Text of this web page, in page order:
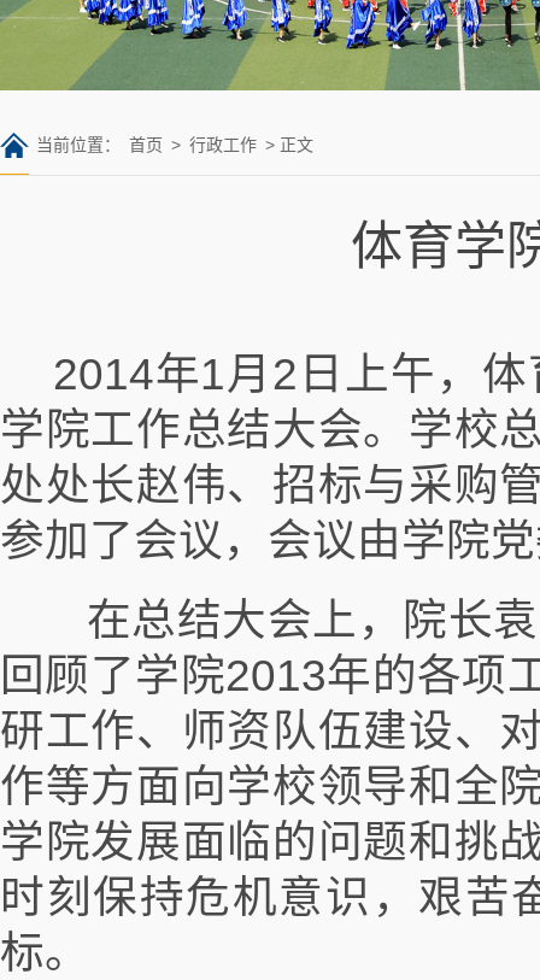
当前位置： 首页 > 行政工作 > 正文
体育学
2014年1月2日上午，体
学院工作总结大会。学校
处处长赵伟、招标与采购
参加了会议，会议由学院
在总结大会上，院长
回顾了学院2013年的各项
研工作、师资队伍建设、
作等方面向学校领导和全
学院发展面临的问题和挑
时刻保持危机意识，艰苦
标。